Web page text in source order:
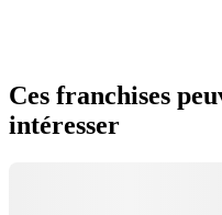
Ces franchises
intéresser